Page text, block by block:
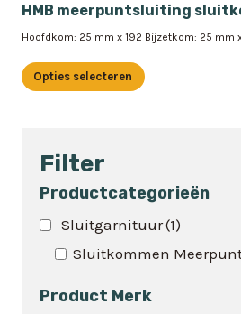
HMB meerpuntsluiting
Hoofdkom: 25 mm x 192 Bijzetkom: 25 mm
Opties selecteren
meerdere
variaties.
optie
worden
Filter
Productcategorieën
Sluitgarnituur(1)
Sluitkommen
Product Merk